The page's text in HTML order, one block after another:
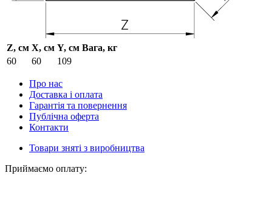
Z, см X, см Y, см Вага, кг
60
60 109
Про нас
Доставка і оплата
Гарантія та повернення
Публічна оферта
Контакти
Товари зняті з виробництва
Приймаємо оплату: